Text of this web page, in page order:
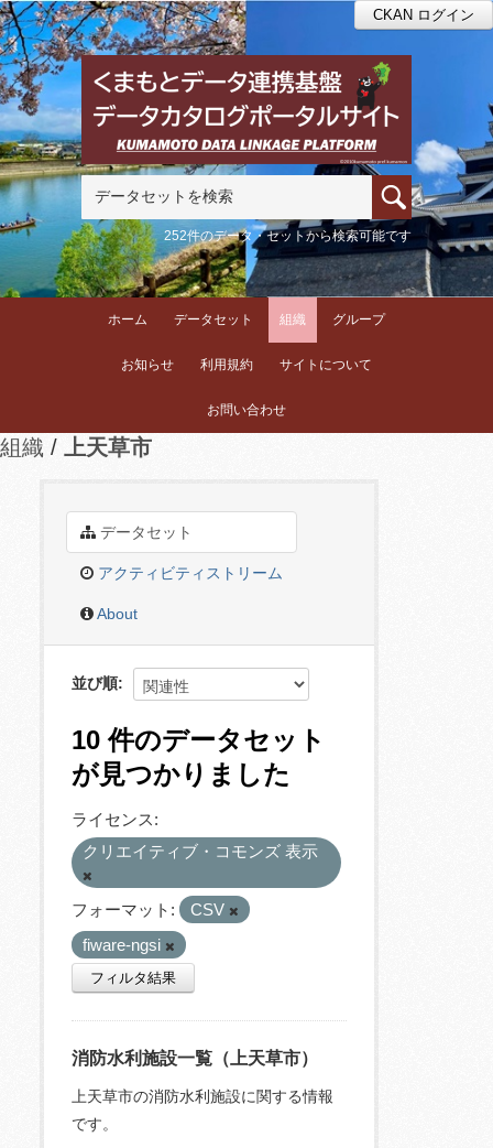
CKAN ログイン
252件のデータ・セットから検索可能です
ホーム データセット 組織 グループ
お知らせ 利用規約 サイトについて
お問い合わせ
組織 上天草市
データセット
アクティビティストリーム
About
並び順
10 件のデータセット
が見つかりました
ライセンス:
クリエイティブ・コモンズ 表示
フォーマット:
CSV
fiware-ngsi
フィルタ結果
消防水利施設一覧（上天草市）
上天草市の消防水利施設に関する情報
です。